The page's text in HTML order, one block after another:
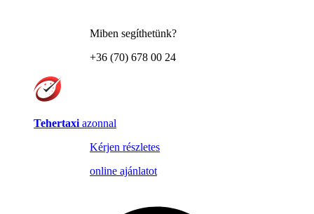
Miben segíthetünk?
+36 (70) 678 00 24
Tehertaxi azonnal
Kérjen részletes
online ajánlatot